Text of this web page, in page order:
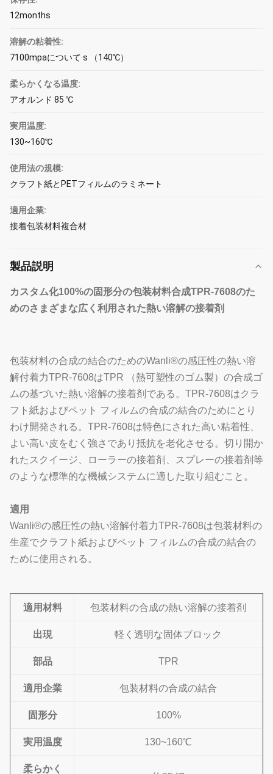
12months
溶解の粘着性:
7100mpaについて·s （140℃）
柔らかくなる温度:
アオルンド 85 ℃
実用温度:
130~160℃
使用法の規模:
クラフト紙とPETフィルムのラミネート
適用企業:
接着包装材料複合材
製品説明
カスタム化100%の固形分の包装材料合成TPR-7608のた
めのさまざまな広く利用された熱い溶解の接着剤
包装材料の合成の結合のためのWanli®の感圧性の熱い溶
解付着力TPR-7608はTPR （熱可塑性のゴム製）の合成ゴ
ムの基づいた熱い溶解の接着剤である。TPR-7608はクラ
フト紙およびペット フィルムの合成の結合のためにとり
わけ開発される。TPR-7608は特色にされた高い粘着性、
よい高い皮をむく強さであり抵抗を老化させる。切り開か
れたスクイージ、ローラーの接着剤、スプレーの接着剤等
のような標準的な機械システムに適した取り組むこと。
適用
Wanli®の感圧性の熱い溶解付着力TPR-7608は包装材料の
生産でクラフト紙およびペット フィルムの合成の結合の
ために使用される。
適用材料 包装材料の合成の熱い溶解の接着剤
出現 軽く透明な固体ブロック
部品 TPR
適用企業 包装材料の合成の結合
固形分 100%
実用温度 130~160℃
柔らかく